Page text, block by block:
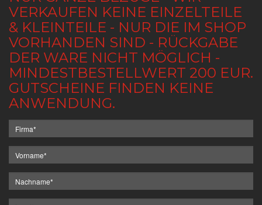
VERKAUFEN KEINE EINZELTEILE
& KLEINTEILE - NUR DIE IM SHOP
VORHANDEN SIND - RÜCKGABE
DER WARE NICHT MÖGLICH -
MINDESTBESTELLWERT 200 EUR.
GUTSCHEINE FINDEN KEINE
ANWENDUNG.